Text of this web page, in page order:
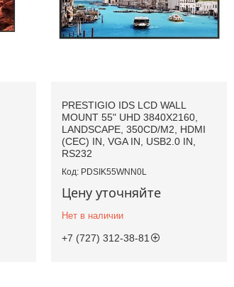
PRESTIGIO IDS LCD WALL
MOUNT 55" UHD 3840X2160,
LANDSCAPE, 350CD/M2, HDMI
(CEC) IN, VGA IN, USB2.0 IN,
RS232
PDSIK55WNN0L
Цену уточняйте
Нет в наличии
+7 (727) 312-38-81